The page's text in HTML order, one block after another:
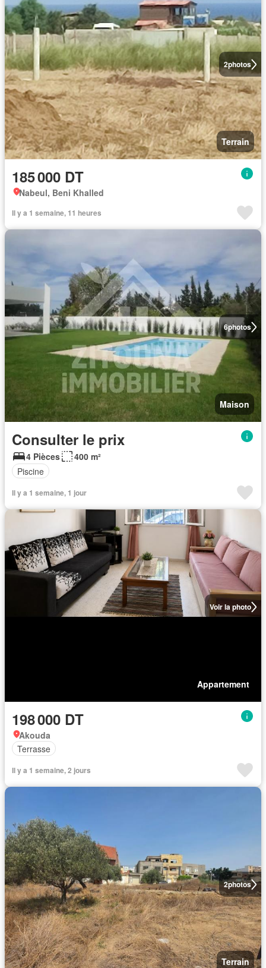
2photos
Terrain
185 000 DT
Nabeul, Beni Khalled
Il y a 1 semaine, 11 heures
6photos
Maison
Consulter le prix
4 Pièces
400 m²
Piscine
Il y a 1 semaine, 1 jour
Voir la photo
Appartement
198 000 DT
Akouda
Terrasse
Il y a 1 semaine, 2 jours
2photos
Terrain